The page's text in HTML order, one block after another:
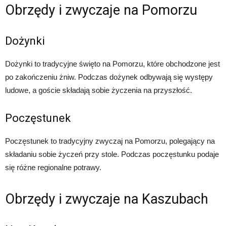
Obrzędy i zwyczaje na Pomorzu
Dożynki
Dożynki to tradycyjne święto na Pomorzu, które obchodzone jest
po zakończeniu żniw. Podczas dożynek odbywają się występy
ludowe, a goście składają sobie życzenia na przyszłość.
Poczęstunek
Poczęstunek to tradycyjny zwyczaj na Pomorzu, polegający na
składaniu sobie życzeń przy stole. Podczas poczęstunku podaje
się różne regionalne potrawy.
Obrzędy i zwyczaje na Kaszubach